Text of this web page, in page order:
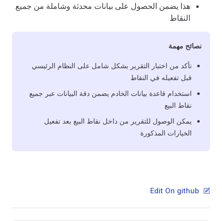
هذا يضمن الحصول على بيانات محدثة وشاملة من جميع
النقاط
نصائح مهمة
تأكد من اختبار التقرير بشكل شامل على النظام الرئيسي
قبل تفعيله في النقاط
استخدام قاعدة بيانات الخادم يضمن دقة البيانات عبر جميع
نقاط البيع
يمكن الوصول للتقرير من داخل نقاط البيع بعد تفعيل
الخيارات المذكورة
Edit On github